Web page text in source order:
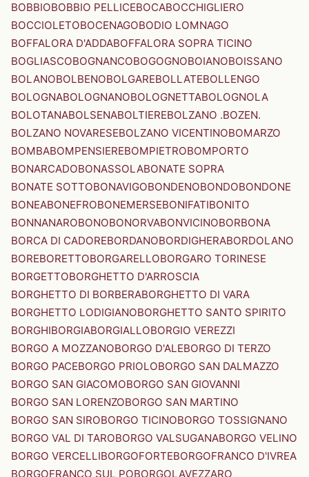
BOBBIOBOBBIO PELLICEBOCABOCCHIGLIERO
BOCCIOLETOBOCENAGOBODIO LOMNAGO
BOFFALORA D'ADDABOFFALORA SOPRA TICINO
BOGLIASCOBOGNANCOBOGOGNOBOIANOBOISSANO
BOLANOBOLBENOBOLGAREBOLLATEBOLLENGO
BOLOGNABOLOGNANOBOLOGNETTABOLOGNOLA
BOLOTANABOLSENABOLTIEREBOLZANO .BOZEN.
BOLZANO NOVARESEBOLZANO VICENTINOBOMARZO
BOMBABOMPENSIEREBOMPIETROBOMPORTO
BONARCADOBONASSOLABONATE SOPRA
BONATE SOTTOBONAVIGOBONDENOBONDOBONDONE
BONEABONEFROBONEMERSEBONIFATIBONITO
BONNANAROBONOBONORVABONVICINOBORBONA
BORCA DI CADOREBORDANOBORDIGHERABORDOLANO
BOREBORETTOBORGARELLOBORGARO TORINESE
BORGETTOBORGHETTO D'ARROSCIA
BORGHETTO DI BORBERABORGHETTO DI VARA
BORGHETTO LODIGIANOBORGHETTO SANTO SPIRITO
BORGHIBORGIABORGIALLOBORGIO VEREZZI
BORGO A MOZZANOBORGO D'ALEBORGO DI TERZO
BORGO PACEBORGO PRIOLOBORGO SAN DALMAZZO
BORGO SAN GIACOMOBORGO SAN GIOVANNI
BORGO SAN LORENZOBORGO SAN MARTINO
BORGO SAN SIROBORGO TICINOBORGO TOSSIGNANO
BORGO VAL DI TAROBORGO VALSUGANABORGO VELINO
BORGO VERCELLIBORGOFORTEBORGOFRANCO D'IVREA
BORGOFRANCO SUL POBORGOLAVEZZARO